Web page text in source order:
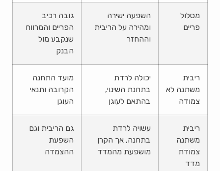
מסלול
פריים
השפעה ישירה
ומהירה על הריבית
וההחזר
גובה רכיב
הפריים והמרווח
שנקבע מול
הבנק
ריבית
משתנה לא
צמודה
יכולה לרדת
בתחנת השינוי,
בהתאם לעוגן
מועד התחנה
הקרובה ותנאי
העוגן
ריבית
משתנה
צמודת
מדד
עשויה לרדת
בתחנה, אך הקרן
מושפעת מהמדד
גם הריבית וגם
השפעת
ההצמדה